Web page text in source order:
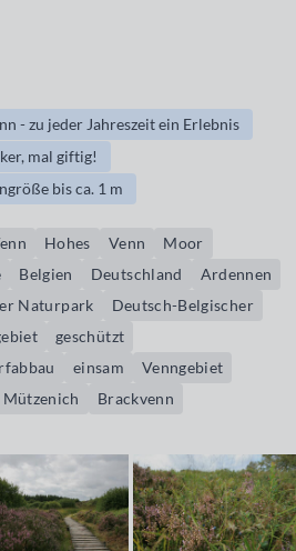
- zu jeder Jahreszeit ein Erlebnis
mal giftig!
bis ca. 1 m
Hohes Venn
Moor
Belgien Deutschland
Ardennen
Naturpark
Deutsch-Belgischer
geschützt
einsam
Venngebiet
Mützenich Brackvenn